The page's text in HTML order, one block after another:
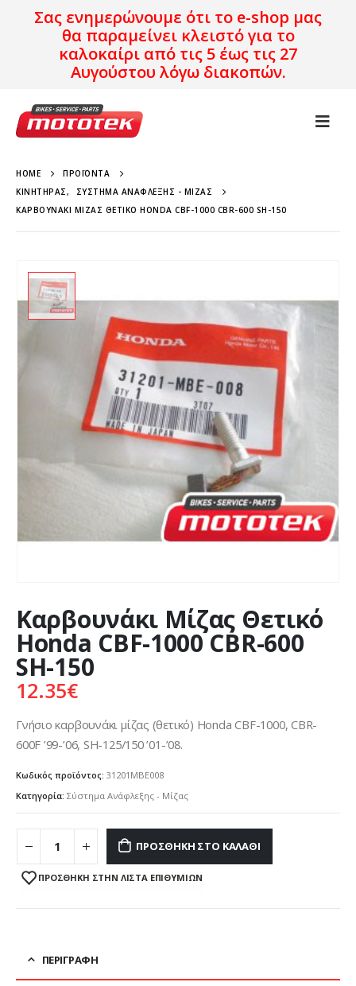
Σας ενημερώνουμε ότι το e-shop μας
θα παραμείνει κλειστό για το
καλοκαίρι από τις 5 έως τις 27
Αυγούστου λόγω διακοπών.
HOME
ΠΡΟΪΌΝΤΑ
ΚΙΝΗΤΉΡΑΣ,
ΣΎΣΤΗΜΑ ΑΝΆΦΛΕΞΗΣ - ΜΊΖΑΣ
ΚΑΡΒΟΥΝΆΚΙ ΜΊΖΑΣ ΘΕΤΙΚΌ HONDA CBF-1000 CBR-600 SH-150
Καρβουνάκι Μίζας Θετικό
Honda CBF-1000 CBR-600
SH-150
12.35€
Γνήσιο καρβουνάκι μίζας (θετικό) Honda CBF-1000, CBR-
600F ’99-’06, SH-125/150 ’01-’08.
Κωδικός προϊόντος: 31201MBE008
Κατηγορία: Σύστημα Ανάφλεξης - Μίζας
ΠΡΟΣΘΉΚΗ ΣΤΟ ΚΑΛΆΘΙ
ΠΡΌΣΘΉΚΗ ΣΤΗΝ ΛΊΣΤΑ ΕΠΙΘΥΜΙΏΝ
ΠΕΡΙΓΡΑΦΉ